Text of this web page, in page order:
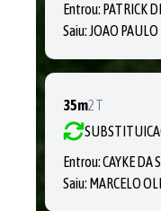
Entrou: PATRICK
Saiu:JOAO PAULO
35m2T
Entrou:CAYKE DA
Saiu: MARCELO